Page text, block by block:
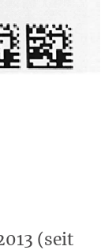
(seit